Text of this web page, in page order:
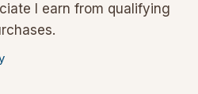
I earn from qualifying